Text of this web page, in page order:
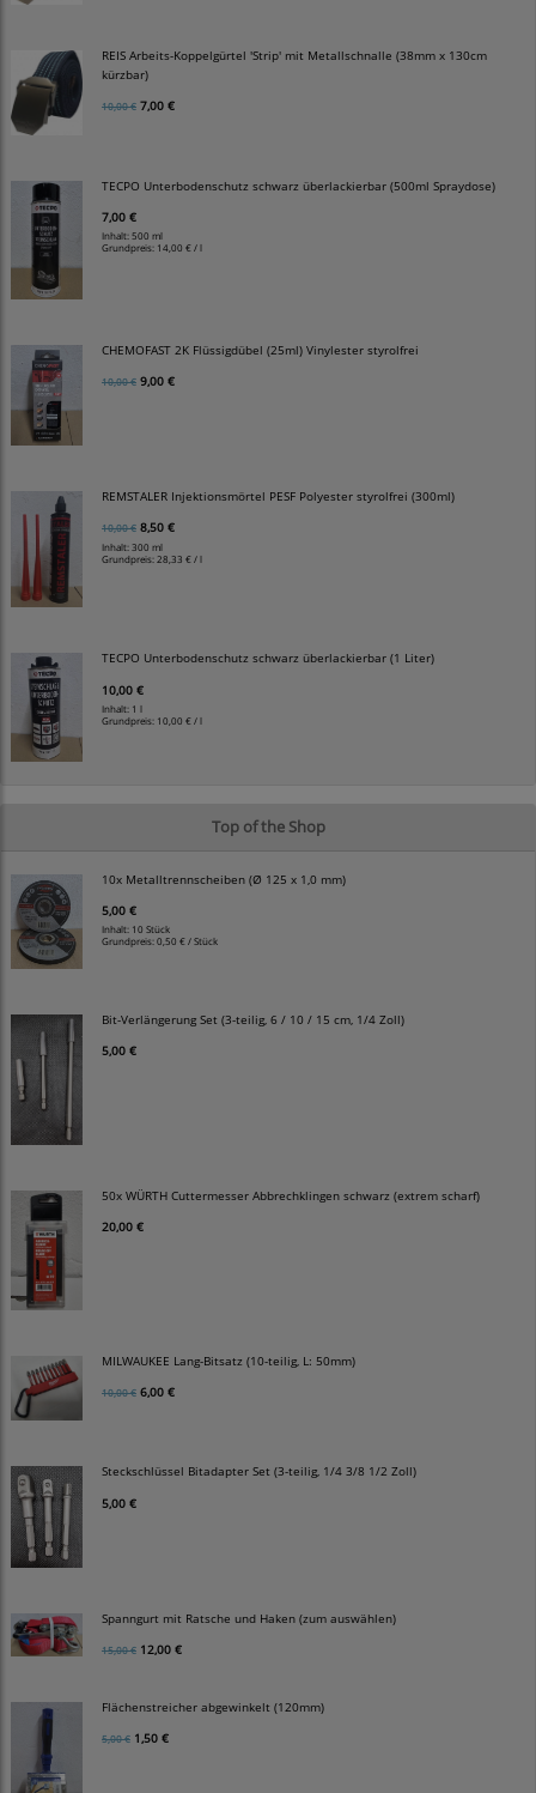
REIS Arbeits-Koppelgürtel 'Strip' mit Metallschnalle (38mm x 130cm
kürzbar)
10,00 € 7,00 €
TECPO Unterbodenschutz schwarz überlackierbar (500ml Spraydose)
7,00 €
Inhalt: 500 ml
Grundpreis: 14,00 € / l
CHEMOFAST 2K Flüssigdübel (25ml) Vinylester styrolfrei
10,00 € 9,00 €
REMSTALER Injektionsmörtel PESF Polyester styrolfrei (300ml)
10,00 € 8,50 €
Inhalt: 300 ml
Grundpreis: 28,33 € / l
TECPO Unterbodenschutz schwarz überlackierbar (1 Liter)
10,00 €
Inhalt: 1 l
Grundpreis: 10,00 € / l
Top of the Shop
10x Metalltrennscheiben (Ø 125 x 1,0 mm)
5,00 €
Inhalt: 10 Stück
Grundpreis:0,50 € / Stück
Bit-Verlängerung Set (3-teilig, 6 / 10 / 15 cm, 1/4 Zoll)
5,00 €
50x WÜRTH Cuttermesser Abbrechklingen schwarz (extrem scharf)
20,00 €
MILWAUKEE Lang-Bitsatz (10-teilig, L: 50mm)
10,00 € 6,00 €
Steckschlüssel Bitadapter Set (3-teilig, 1/4 3/8 1/2 Zoll)
5,00 €
Spanngurt mit Ratsche und Haken (zum auswählen)
15,00 € 12,00 €
Flächenstreicher abgewinkelt (120mm)
5,00 € 1,50 €